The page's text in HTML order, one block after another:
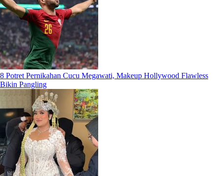
8 Potret Pernikahan Cucu Megawati, Makeup Hollywood Flawless
Bikin Pangling